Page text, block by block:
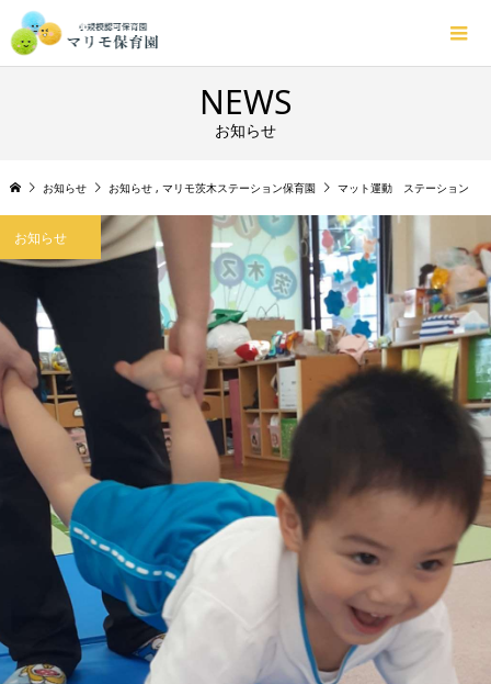
NEWS
お知らせ
お知らせ お知らせ , マリモ茨木ステーション保育園 マット運動 ステーション
お知らせ